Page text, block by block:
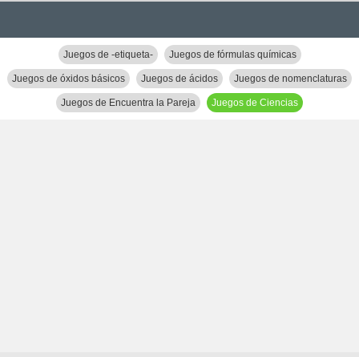
Juegos de -etiqueta- Juegos de fórmulas químicas
Juegos de óxidos básicos Juegos de ácidos Juegos de nomenclaturas
Juegos de Encuentra la Pareja Juegos de Ciencias